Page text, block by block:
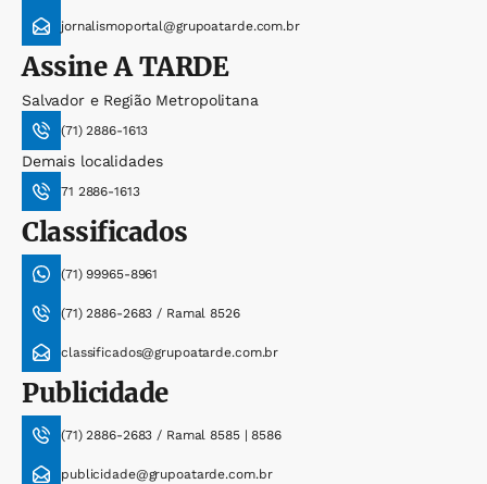
jornalismoportal@grupoatarde.com.br
AssineA TARDE
Salvador e Região Metropolitana
(71) 2886-1613
Demais localidades
71 2886-1613
Classificados
(71) 99965-8961
(71) 2886-2683 / Ramal 8526
classificados@grupoatarde.com.br
Publicidade
(71) 2886-2683 / Ramal 8585 | 8586
publicidade@grupoatarde.com.br